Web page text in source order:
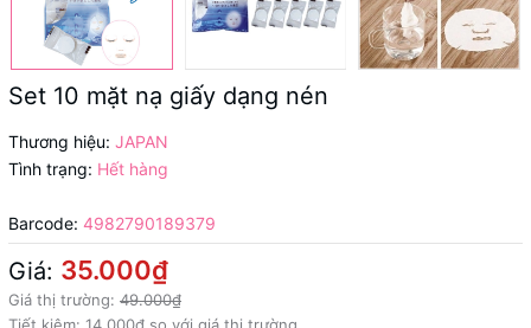
Set 10 mặt nạ giấy dạng nén
Thương hiệu: JAPAN
Tình trạng: Hết hàng
Barcode: 4982790189379
Giá: 35.000₫
Giá thị trường: 49.000₫
Tiết kiệm: 14.000₫ so với giá thị trường